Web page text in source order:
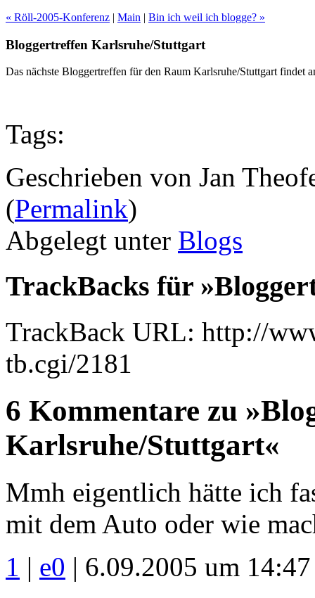
« Röll-2005-Konferenz | Main | Bin ich weil ich blogge? »
Bloggertreffen Karlsruhe/Stuttgart
Das nächste Bloggertreffen für den Raum Karlsruhe/Stuttgart findet
Tags:
Geschrieben von Jan
(Permalink)
Abgelegt unter Blogs
TrackBacks für
TrackBack URL: http://
tb.cgi/2181
6 Kommentare zu
Karlsruhe/Stuttgart«
Mmh eigentlich hätte ich
mit dem Auto oder wie
1 | e0 | 6.09.2005 um 14:47